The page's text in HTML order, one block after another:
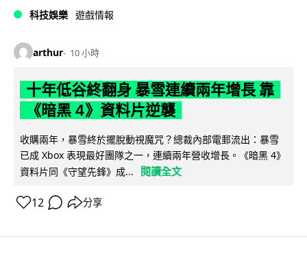
科技娛樂 遊戲情報
arthur 10 小時
十年低谷終翻身 暴雪連續兩年增長 靠
《暗黑 4》資料片逆襲
收購兩年，暴雪終於擺脫動視魔咒？總裁內部電郵流出：暴雪
已成 Xbox 表現最好團隊之一，連續兩年營收增長。《暗黑 4》
資料片同《守望先鋒》成...
閱讀全文
12 分享